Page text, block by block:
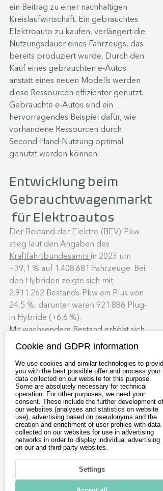
ein Beitrag zu einer nachhaltigen
Kreislaufwirtschaft. Ein gebrauchtes
Elektroauto zu kaufen, verlängert die
Nutzungsdauer eines Fahrzeugs, das
bereits produziert wurde. Durch den
Kauf eines gebrauchten e-Autos
anstatt eines neuen Modells werden
diese Ressourcen effizienter genutzt.
Gebrauchte e-Autos sind ein
hervorragendes Beispiel dafür, wie
vorhandene Ressourcen durch
Second-Hand-Nutzung optimal
genutzt werden können.
Entwicklung beim
Gebrauchtwagenmarkt
für Elektroautos
Der Bestand der Elektro ( BEV)-Pkw
stieg laut den Angaben des
Kraftfahrtbundesamts in 2023 um
+39,1 % auf 1.408.681 Fahrzeuge. Bei
den Hybriden zeigte sich mit
2.911.262 Bestands-Pkw ein Plus von
24,5 %, darunter waren 921.886 Plug-
in Hybride (+6,6 %).
Mit wachsendem Bestand erhöht sich
automatisch auch die Anzahl an
heute ist es eher eine Seltenheit, wenn
ein Fahrzeughalter sein Auto von der
Neuzulassung bis zur Verschrottung
besitzt. Auch Unternehmen, die
regelmässig die Fahrzeuge ihrer
Firmenflotte gegen Neuwagen
austauschen, versorgen den
Gebrauchtwagenmarkt ständig mit
Cookie and GDPR information
We use cookies and similar technologies to provide
you with the best possible offer and process your
data collected on our website for this purpose.
Some are absolutely necessary for technical
operation. For other purposes, we need your
consent. These include the further development of
our websites (analyses and statistics on website
use), advertising based on pseudonyms and the
creation and enrichment of user profiles with data
collected on our websites for use in advertising
networks in order to display individual advertising
on our and third-party websites.
Settings